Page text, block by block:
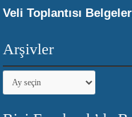
Veli Toplantısı
Arşivler
Arşivler